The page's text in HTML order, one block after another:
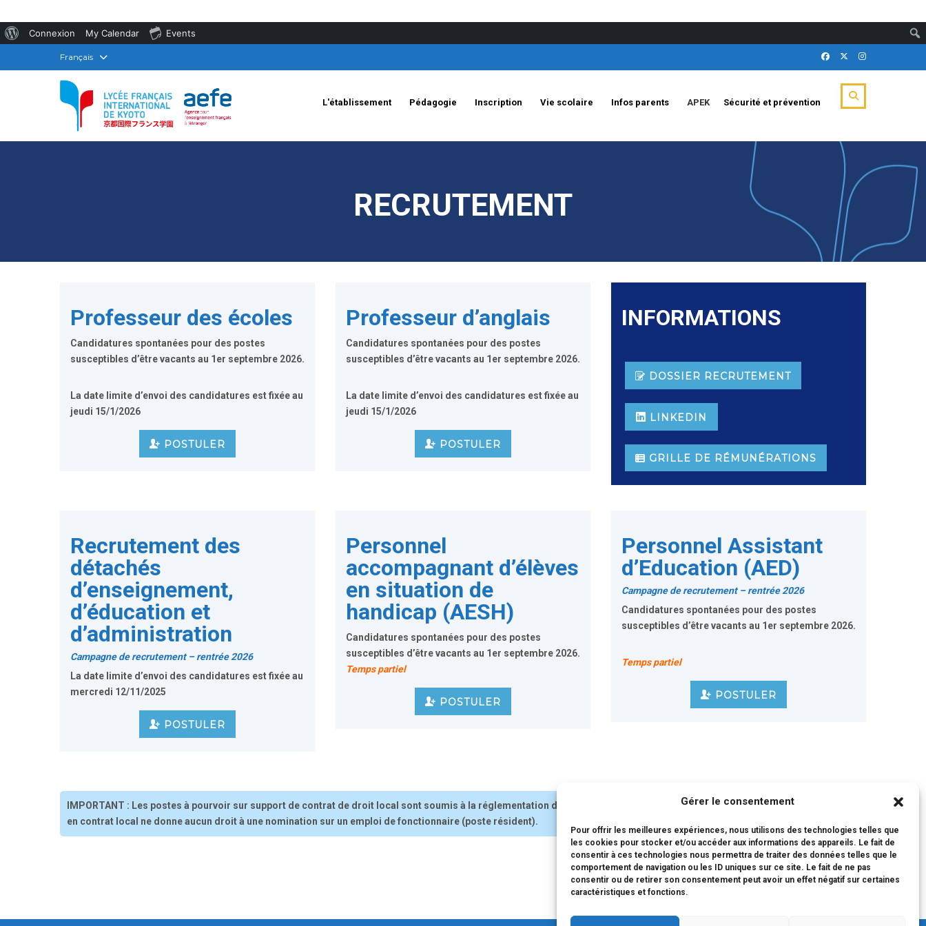
Gérer le consentement
Pour offrir les meilleures expériences, nous utilisons des technologies telles que
les cookies pour stocker et/ou accéder aux informations des appareils. Le fait de
consentir à ces technologies nous permettra de traiter des données telles que le
comportement de navigation ou les ID uniques sur ce site. Le fait de ne pas
consentir ou de retirer son consentement peut avoir un effet négatif sur certaines
caractéristiques et fonctions.
WordPress
Connexion My Calendar Events
Français
L'établissement Pédagogie Inscription Vie scolaire Infos parents APEK Sécurité et prévention
RECRUTEMENT
Professeur des écoles
Candidatures spontanées pour des postes
susceptibles d’être vacants au 1er septembre 2026.
La date limite d’envoi des candidatures est fixée au
jeudi 15/1/2026
POSTULER
Professeur d’anglais
Candidatures spontanées pour des postes
susceptibles d’être vacants au 1er septembre 2026.
La date limite d’envoi des candidatures est fixée au
jeudi 15/1/2026
POSTULER
INFORMATIONS
DOSSIER RECRUTEMENT
LINKEDIN
GRILLE DE RÉMUNÉRATIONS
Recrutement des
détachés
d’enseignement,
d’éducation et
d’administration
Campagne de recrutement – rentrée 2026
La date limite d’envoi des candidatures est fixée au
mercredi 12/11/2025
POSTULER
Personnel
accompagnant d’élèves
en situation de
handicap (AESH)
Candidatures spontanées pour des postes
susceptibles d’être vacants au 1er septembre 2026.
Temps partiel
POSTULER
Personnel Assistant
d’Education (AED)
Campagne de recrutement – rentrée 2026
Candidatures spontanées pour des postes
susceptibles d’être vacants au 1er septembre 2026.
Temps partiel
POSTULER
IMPORTANT : Les postes à pourvoir sur support de contrat de droit local sont soumis à la réglementation du travail ainsi qu’aux lois sociales en vigueur au Japon. Un poste
en contrat local ne donne aucun droit à une nomination sur un emploi de fonctionnaire (poste résident).